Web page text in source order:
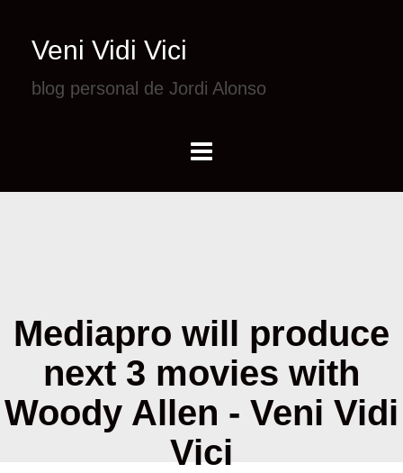
Veni Vidi Vici
blog personal de Jordi Alonso
Mediapro will produce
next 3 movies with
Woody Allen - Veni Vidi
Vici